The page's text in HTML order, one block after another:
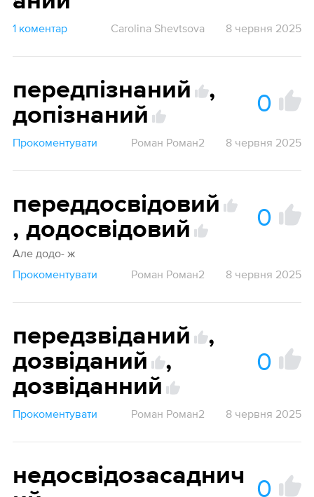
1 коментар Carolina Shevtsova 8 червня 2025
передпізнаний
,
допізнаний
0
Прокоментувати Роман Роман2 8 червня 2025
переддосвідовий
, додосвідовий 0
Але додо- ж
Прокоментувати
Роман Роман2 8 червня 2025
передзвіданий
,
дозвіданий
,
дозвіданний
0
Прокоментувати Роман Роман2 8 червня 2025
недосвідозасаднич 0